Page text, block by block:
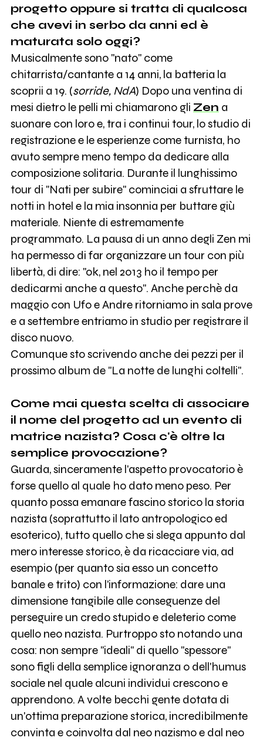
progetto oppure si tratta di qualcosa
che avevi in serbo da anni ed è
maturata solo oggi?
Musicalmente sono "nato" come
chitarrista/cantante a 14 anni, la batteria la
scoprii a 19. (sorride, NdA) Dopo una ventina di
mesi dietro le pelli mi chiamarono gli Zen a
suonare con loro e, tra i continui tour, lo studio di
registrazione e le esperienze come turnista, ho
avuto sempre meno tempo da dedicare alla
composizione solitaria. Durante il lunghissimo
tour di "Nati per subire" cominciai a sfruttare le
notti in hotel e la mia insonnia per buttare giù
materiale. Niente di estremamente
programmato. La pausa di un anno degli Zen mi
ha permesso di far organizzare un tour con più
libertà, di dire: "ok, nel 2013 ho il tempo per
dedicarmi anche a questo". Anche perchè da
maggio con Ufo e Andre ritorniamo in sala prove
e a settembre entriamo in studio per registrare il
disco nuovo.
Comunque sto scrivendo anche dei pezzi per il
prossimo album de "La notte de lunghi coltelli".
Come mai questa scelta di associare
il nome del progetto ad un evento di
matrice nazista? Cosa c'è oltre la
semplice provocazione?
Guarda, sinceramente l'aspetto provocatorio è
forse quello al quale ho dato meno peso. Per
quanto possa emanare fascino storico la storia
nazista (soprattutto il lato antropologico ed
esoterico), tutto quello che si slega appunto dal
mero interesse storico, è da ricacciare via, ad
esempio (per quanto sia esso un concetto
banale e trito) con l'informazione: dare una
dimensione tangibile alle conseguenze del
perseguire un credo stupido e deleterio come
quello neo nazista. Purtroppo sto notando una
cosa: non sempre "ideali" di quello "spessore"
sono figli della semplice ignoranza o dell'humus
sociale nel quale alcuni individui crescono e
apprendono. A volte becchi gente dotata di
un'ottima preparazione storica, incredibilmente
convinta e coinvolta dal neo nazismo e dal neo